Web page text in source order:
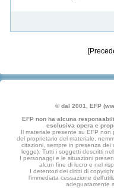
© dal 2001, EFP
EFP non ha alcuna
esclusiva opera e
Il materiale presente su EFP
del proprietario del materiale,
citazioni, sempre in presenza dei
legge). Tutti i soggetti descritti
I personaggi e le situazioni
alcun fine di lucro e nel
I detentori dei diritti di
l'immediata cessazione
adeguatamente